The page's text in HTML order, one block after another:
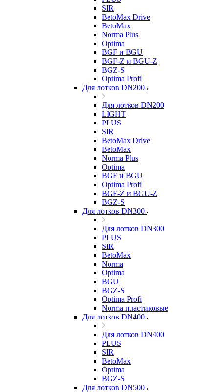
SIR
BetoMax Drive
BetoMax
Norma Plus
Optima
BGF и BGU
BGF-Z и BGU-Z
BGZ-S
Optima Profi
Для лотков DN200
Для лотков DN200
LIGHT
PLUS
SIR
BetoMax Drive
BetoMax
Norma Plus
Optima
BGF и BGU
Optima Profi
BGF-Z и BGU-Z
BGZ-S
Для лотков DN300
Для лотков DN300
PLUS
SIR
BetoMax
Norma
Optima
BGU
BGZ-S
Optima Profi
Norma пластиковые
Для лотков DN400
Для лотков DN400
PLUS
SIR
BetoMax
Optima
BGZ-S
Для лотков DN500